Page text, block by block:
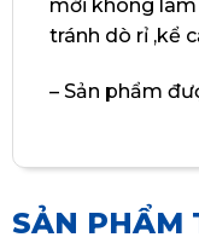
mới không
tránh dò rỉ ,kể
– Sản phẩm
SẢN PHẨM